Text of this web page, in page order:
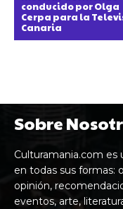
conducido por Olga
Cerpa para la
Canaria
Sobre
Culturamania.com es
en todas sus formas:
opinión,
eventos, arte,